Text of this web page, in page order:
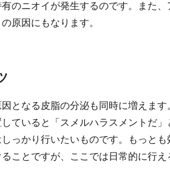
のニオイが発生するのです。また
原因にもなります。
となる皮脂の分泌も同時に増えま
ていると「スメルハラスメントだ」
っかり行いたいものです。もっと
ことですが、ここでは日常的に行